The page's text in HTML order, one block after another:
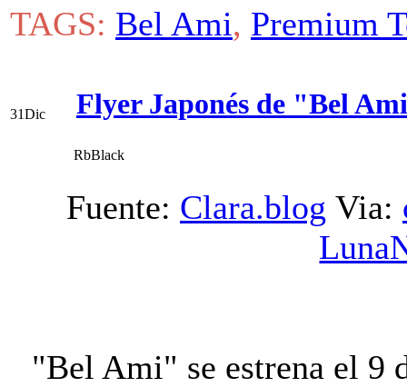
TAGS: Bel Ami, Premium
31Dic Flyer Japonés de "Bel
RbBlack
Fuente: Clara.blog Via:
"Bel Ami" se estrena el 9